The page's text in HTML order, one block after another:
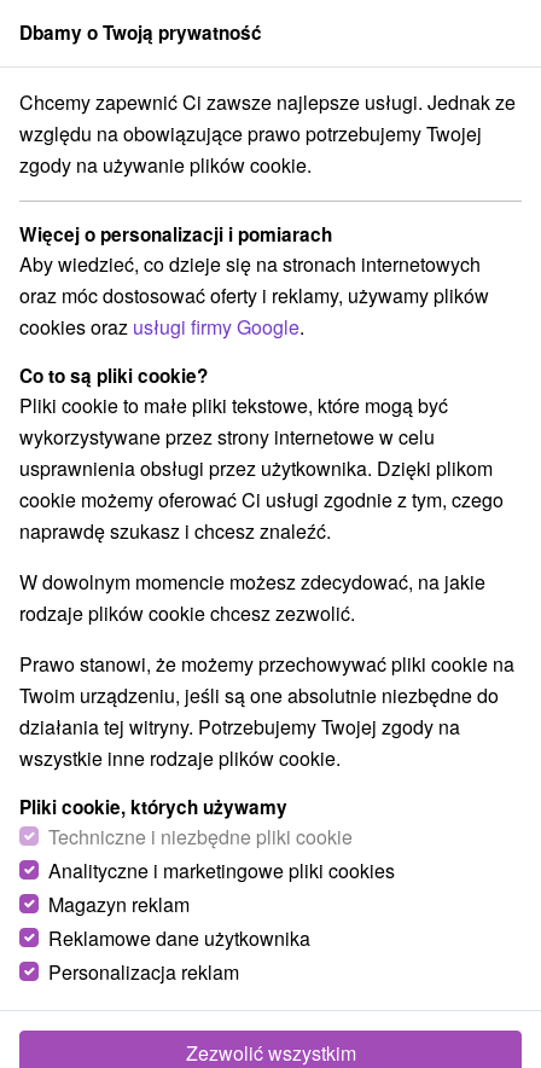
członek grupySorger
Atrakcje na Słowacji Zamki, pałace, ruiny Súľovské vrchy
Zamki, pałace, ruiny Súľovské
vrchy
Kategorie
Wszystkie kategorie
Aquaparki, baseny
Túry a turistické chodníky
Rafting, rafting, rafting(2) Zamki(1) Teatry(2)
Skanseny(2) Sporty(1) Zamki, pałace, ruiny(7)
Wieże obserwacyjne i chodniki(3)
Areny laserowe i paintball(1)
Planetarium i obserwatorium(1)
Pomniki(1) Zabytki techniki(1) Atrakcje dla dzieci(8)
Tarcze(1) Escaperoom(2)
Ogrody zoologiczne i fermy zwierząt
Muzea i galerie Atrakcje turystyczne
Atrakcje z adrenaliną(1) Jaskinie (2)
Súľov - Hradná (1) Žilina (1)
Dbamy o Twoją prywatność
Chcemy zapewnić Ci zawsze najlepsze usługi. Jednak ze
względu na obowiązujące prawo potrzebujemy Twojej
zgody na używanie plików cookie.
Więcej o personalizacji i pomiarach
Aby wiedzieć, co dzieje się na stronach internetowych
oraz móc dostosować oferty i reklamy, używamy plików
cookies oraz usługi firmy Google.
Co to są pliki cookie?
Pliki cookie to małe pliki tekstowe, które mogą być
wykorzystywane przez strony internetowe w celu
usprawnienia obsługi przez użytkownika. Dzięki plikom
cookie możemy oferować Ci usługi zgodnie z tym, czego
naprawdę szukasz i chcesz znaleźć.
W dowolnym momencie możesz zdecydować, na jakie
rodzaje plików cookie chcesz zezwolić.
Prawo stanowi, że możemy przechowywać pliki cookie na
Twoim urządzeniu, jeśli są one absolutnie niezbędne do
działania tej witryny. Potrzebujemy Twojej zgody na
wszystkie inne rodzaje plików cookie.
Pliki cookie, których używamy
Techniczne i niezbędne pliki cookie
Analityczne i marketingowe pliki cookies
Magazyn reklam
Reklamowe dane użytkownika
Personalizacja reklam
Zezwolić wszystkim